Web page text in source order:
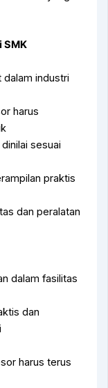
SMK
dalam industri
harus
sesuai
praktis
dan peralatan
dalam fasilitas
dan
harus terus